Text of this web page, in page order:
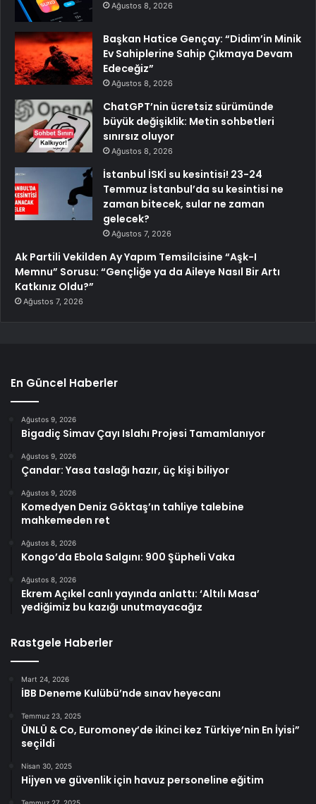
Ağustos 8, 2026
Başkan Hatice Gençay: “Didim’in Minik
Ev Sahiplerine Sahip Çıkmaya Devam
Edeceğiz”
Ağustos 8, 2026
ChatGPT’nin ücretsiz sürümünde
büyük değişiklik: Metin sohbetleri
sınırsız oluyor
Ağustos 8, 2026
İstanbul İSKİ su kesintisi! 23-24
Temmuz İstanbul’da su kesintisi ne
zaman bitecek, sular ne zaman
gelecek?
Ağustos 7, 2026
Ak Partili Vekilden Ay Yapım Temsilcisine “Aşk-I
Memnu” Sorusu: “Gençliğe ya da Aileye Nasıl Bir Artı
Katkınız Oldu?”
Ağustos 7, 2026
En Güncel Haberler
Ağustos 9, 2026
Bigadiç Simav Çayı Islahı Projesi Tamamlanıyor
Ağustos 9, 2026
Çandar: Yasa taslağı hazır, üç kişi biliyor
Ağustos 9, 2026
Komedyen Deniz Göktaş’ın tahliye talebine
mahkemeden ret
Ağustos 8, 2026
Kongo’da Ebola Salgını: 900 Şüpheli Vaka
Ağustos 8, 2026
Ekrem Açıkel canlı yayında anlattı: ‘Altılı Masa’
yediğimiz bu kazığı unutmayacağız
Rastgele Haberler
Mart 24, 2026
İBB Deneme Kulübü’nde sınav heyecanı
Temmuz 23, 2025
ÜNLÜ & Co, Euromoney’de ikinci kez Türkiye’nin En İyisi”
seçildi
Nisan 30, 2025
Hijyen ve güvenlik için havuz personeline eğitim